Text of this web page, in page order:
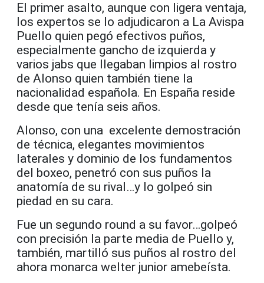
El primer asalto, aunque con ligera ventaja,
los expertos se lo adjudicaron a La Avispa
Puello quien pegó efectivos puños,
especialmente gancho de izquierda y
varios jabs que llegaban limpios al rostro
de Alonso quien también tiene la
nacionalidad española. En España reside
desde que tenía seis años.
Alonso, con una excelente demostración
de técnica, elegantes movimientos
laterales y dominio de los fundamentos
del boxeo, penetró con sus puños la
anatomía de su rival…y lo golpeó sin
piedad en su cara.
Fue un segundo round a su favor…golpeó
con precisión la parte media de Puello y,
también, martilló sus puños al rostro del
ahora monarca welter junior amebeísta.